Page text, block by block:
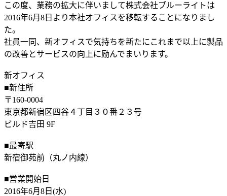
この度、業務の拡大に伴いまして株式会社ブルーライトは
2016年6月8日より本社オフィスを移転することになりまし
た。
社員一同、新オフィスで気持ちを新たにこれまで以上に製品
の改善とサービスの向上に励んでまいります。
新オフィス
■新住所
〒160-0004
東京都新宿区四谷４丁目３０番２３号
ビルド吉田 9F
■最寄駅
新宿御苑前（丸ノ内線）
■営業開始日
2016年6月8日(水)